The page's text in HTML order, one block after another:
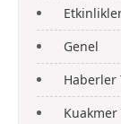
Genel
Haberler
Kuakmer